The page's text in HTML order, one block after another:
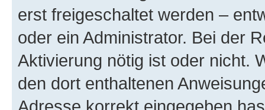
erst freigeschaltet werden –
oder ein Administrator. Bei der
Aktivierung nötig ist oder nicht.
den dort enthaltenen